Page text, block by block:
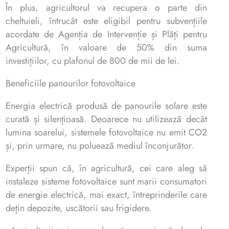
În plus, agricultorul va recupera o parte din
cheltuieli, întrucât este eligibil pentru subvențiile
acordate de Agenția de Intervenție și Plăți pentru
Agricultură, în valoare de 50% din suma
investițiilor, cu plafonul de 800 de mii de lei.
Beneficiile panourilor fotovoltaice
Energia electrică produsă de panourile solare este
curată și silențioasă. Deoarece nu utilizează decât
lumina soarelui, sistemele fotovoltaice nu emit CO2
și, prin urmare, nu poluează mediul înconjurător.
Experții spun că, în agricultură, cei care aleg să
instaleze sisteme fotovoltaice sunt marii consumatori
de energie electrică, mai exact, întreprinderile care
dețin depozite, uscătorii sau frigidere.